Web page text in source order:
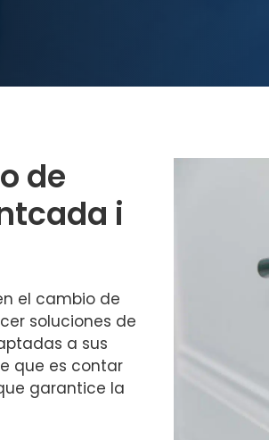
de
i
el cambio de
soluciones de
a sus
que es contar
garantice la